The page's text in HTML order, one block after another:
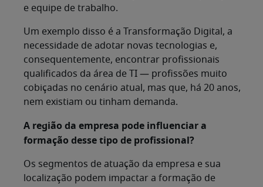
e equipe de trabalho.
Um exemplo disso é a Transformação Digital, a
necessidade de adotar novas tecnologias e,
consequentemente, encontrar profissionais
qualificados da área de TI — profissões muito
cobiçadas no cenário atual, mas que, há 20 anos,
nem existiam ou tinham demanda.
A região da empresa pode influenciar a
formação desse tipo de profissional?
Os segmentos de atuação da empresa e sua
localização podem impactar a formação de